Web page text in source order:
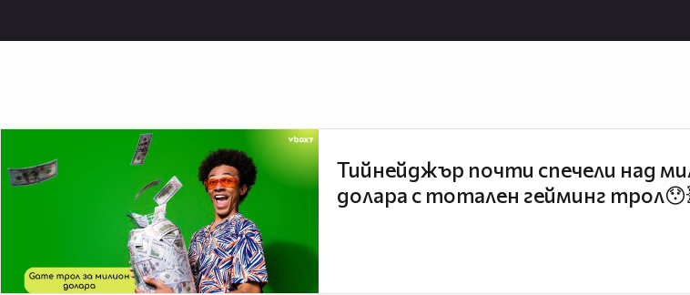
Тийнейджър почти спечели над
долара с тотален гейминг